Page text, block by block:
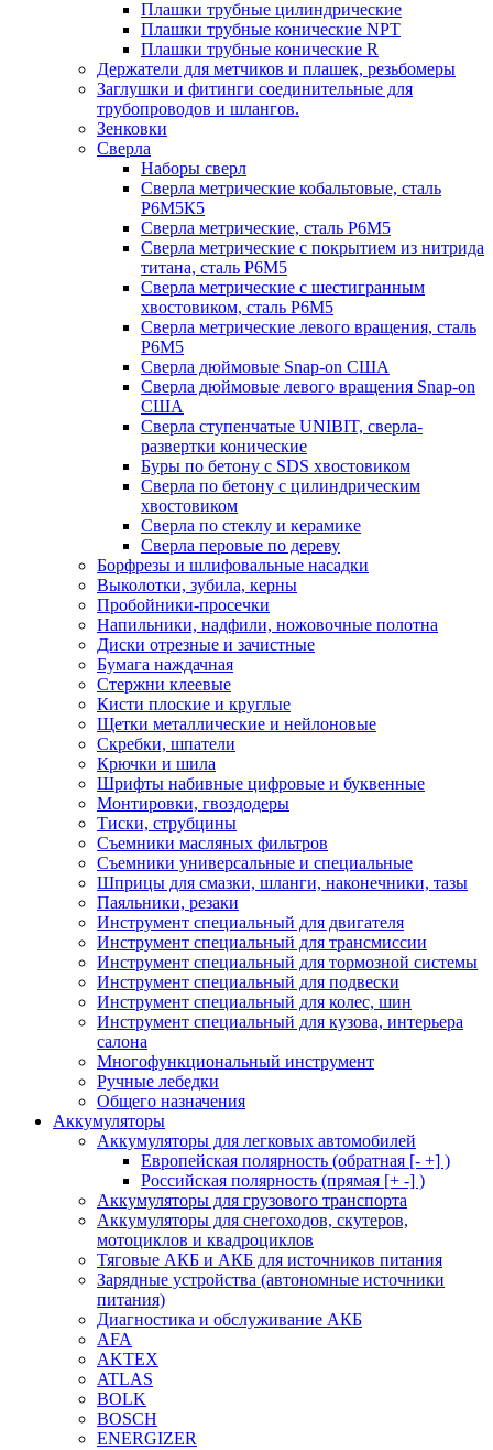
Плашки трубные цилиндрические
Плашки трубные конические NPT
Плашки трубные конические R
Держатели для метчиков и плашек, резьбомеры
Заглушки и фитинги соединительные для
трубопроводов и шлангов.
Зенковки
Сверла
Наборы сверл
Сверла метрические кобальтовые, сталь
Р6М5К5
Сверла метрические, сталь Р6М5
Сверла метрические с покрытием из нитрида
титана, сталь Р6М5
Сверла метрические с шестигранным
хвостовиком, сталь Р6М5
Сверла метрические левого вращения, сталь
Р6М5
Сверла дюймовые Snap-on США
Сверла дюймовые левого вращения Snap-on
США
Сверла ступенчатые UNIBIT, сверла-
развертки конические
Буры по бетону с SDS хвостовиком
Сверла по бетону с цилиндрическим
хвостовиком
Сверла по стеклу и керамике
Сверла перовые по дереву
Борфрезы и шлифовальные насадки
Выколотки, зубила, керны
Пробойники-просечки
Напильники, надфили, ножовочные полотна
Диски отрезные и зачистные
Бумага наждачная
Стержни клеевые
Кисти плоские и круглые
Щетки металлические и нейлоновые
Скребки, шпатели
Крючки и шила
Шрифты набивные цифровые и буквенные
Монтировки, гвоздодеры
Тиски, струбцины
Съемники масляных фильтров
Съемники универсальные и специальные
Шприцы для смазки, шланги, наконечники, тазы
Паяльники, резаки
Инструмент специальный для двигателя
Инструмент специальный для трансмиссии
Инструмент специальный для тормозной системы
Инструмент специальный для подвески
Инструмент специальный для колес, шин
Инструмент специальный для кузова, интерьера
салона
Многофункциональный инструмент
Ручные лебедки
Общего назначения
Аккумуляторы
Аккумуляторы для легковых автомобилей
Европейская полярность (обратная [- +] )
Российская полярность (прямая [+ -] )
Аккумуляторы для грузового транспорта
Аккумуляторы для снегоходов, скутеров,
мотоциклов и квадроциклов
Тяговые АКБ и АКБ для источников питания
Зарядные устройства (автономные источники
питания)
Диагностика и обслуживание АКБ
AFA
AKTEX
ATLAS
BOLK
BOSCH
ENERGIZER